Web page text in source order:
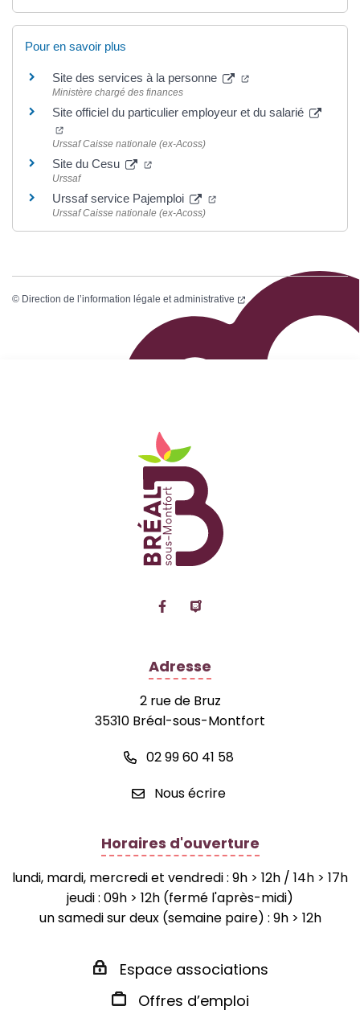
Pour en savoir plus
Site des services à la personne
Ministère chargé des finances
Site officiel du particulier employeur et du salarié
Urssaf Caisse nationale (ex-Acoss)
Site du Cesu
Urssaf
Urssaf service Pajemploi
Urssaf Caisse nationale (ex-Acoss)
© Direction de l’information légale et administrative
Lien vers le compte Facebook
Lien vers la page
Adresse
2 rue de Bruz
35310 Bréal-sous-Montfort
02 99 60 41 58
Nous écrire
Horaires d'ouverture
lundi, mardi, mercredi et vendredi : 9h > 12h / 14h > 17h
jeudi : 09h > 12h (fermé l'après-midi)
un samedi sur deux (semaine paire) : 9h > 12h
Espace associations
Offres d’emploi